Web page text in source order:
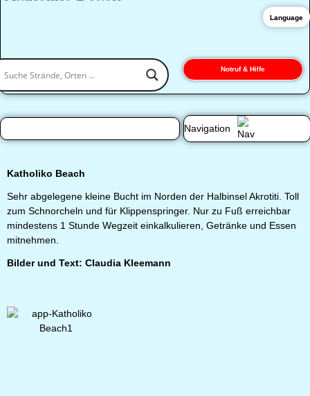
Notruf & Hilfe
Navigation
Katholiko Beach
Sehr abgelegene kleine Bucht im Norden der Halbinsel Akrotiti. Toll
zum Schnorcheln und für Klippenspringer. Nur zu Fuß erreichbar
mindestens 1 Stunde Wegzeit einkalkulieren, Getränke und Essen
mitnehmen.
Bilder und Text: Claudia Kleemann
Language